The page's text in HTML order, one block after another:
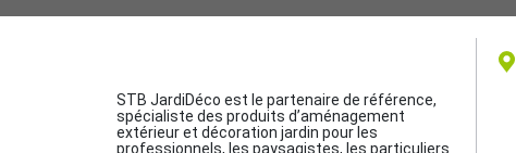
STB JardiDéco est le partenaire de référence,
spécialiste des produits d’aménagement
extérieur et décoration jardin pour les
professionnels, les paysagistes, les particuliers